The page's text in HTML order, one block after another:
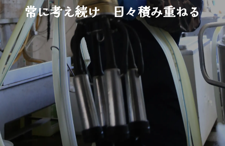
常に考え続け 日々積み重ねる